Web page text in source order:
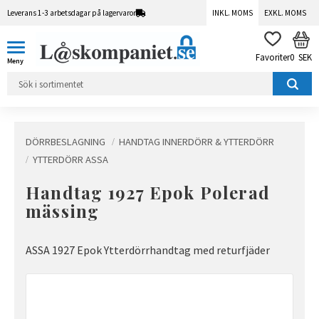
Leverans 1-3 arbetsdagar på lagervaror INKL. MOMS EXKL. MOMS
FAVORITER
0 SEK
DÖRRBESLAGNING
HANDTAG INNERDÖRR & YTTERDÖRR
YTTERDÖRR ASSA
Handtag 1927 Epok Polerad
mässing
ASSA 1927 Epok Ytterdörrhandtag med returfjäder